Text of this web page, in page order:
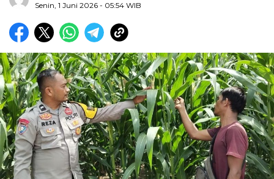
Senin, 1 Juni 2026 - 05:54 WIB